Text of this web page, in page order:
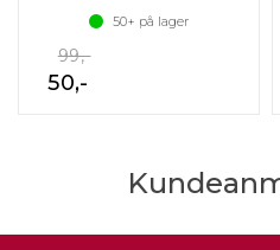
50+ på lager
99,-
50,-